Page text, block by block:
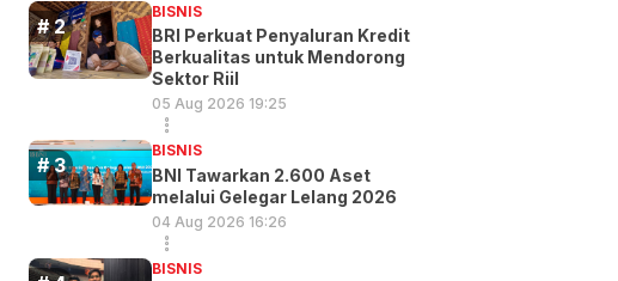
BISNIS
BRI Perkuat Penyaluran Kredit
Berkualitas untuk Mendorong
Sektor Riil
05 Aug 2026 19:25
BISNIS
BNI Tawarkan 2.600 Aset
melalui Gelegar Lelang 2026
04 Aug 2026 16:26
BISNIS